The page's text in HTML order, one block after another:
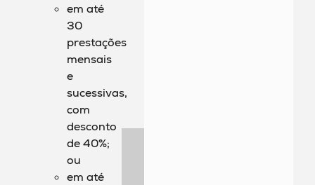
em até
30
prestações
mensais
e
sucessivas,
com
desconto
de 40%;
ou
em até